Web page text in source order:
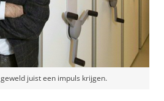
juist een impuls krijgen.